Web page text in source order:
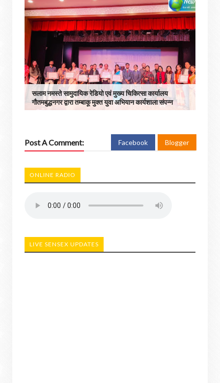
सलाम नमस्ते सामुदायिक रेडियो एवं मुख्य चिकित्सा कार्यालय
गौतमबुद्धनगर द्वारा तम्बाकू मुक्त युवा अभियान कार्यशाला संपन्न
Post A Comment: Facebook Blogger
ONLINE RADIO
LIVE SENSEX UPDATES